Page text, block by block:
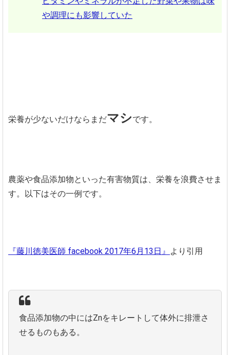
や調理にも影響していた
栄養が少ないだけならまだマシです。
農薬や食品添加物といった有害物質は、栄養を浪費させま
す。以下はその一例です。
『藤川徳美医師 facebook 2017年6月13日』 より引用
食品添加物の中にはZnをキレートして体外に排泄さ
せるものもある。